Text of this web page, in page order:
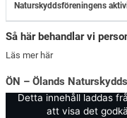
Naturskyddsföreningens
Så här behandlar vi
Läs mer här
ÖN – Ölands
Detta innehåll laddas
att visa det